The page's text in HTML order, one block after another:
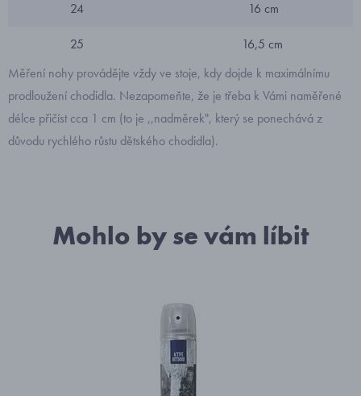
24 16 cm
25
16,5 cm
Měření nohy provádějte vždy ve stoje, kdy dojde k maximálnímu
prodloužení chodidla. Nezapomeňte, že je třeba k Vámi naměřené
délce přičíst cca 1 cm (to je ,,nadměrek", který se ponechává z
důvodu rychlého růstu dětského chodidla).
Mohlo by se vám líbit